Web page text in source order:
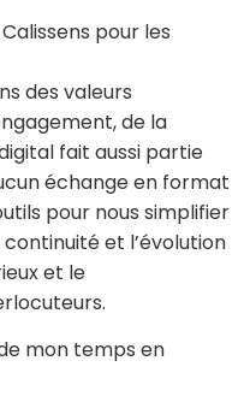
pour les
des valeurs
de la
fait aussi partie
échange en format
pour nous simplifier
et l’évolution
et le
mon temps en